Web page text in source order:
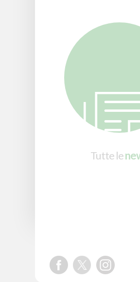
Tutte le